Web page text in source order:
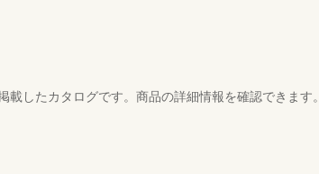
したカタログです。商品の詳細情報を確認できます。